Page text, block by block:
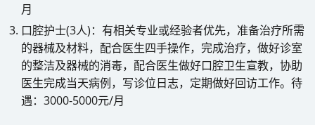
月
口腔护士(3人)：有相关专业或经验者优先，准备治疗所需
的器械及材料，配合医生四手操作，完成治疗，做好诊室
的整洁及器械的消毒，配合医生做好口腔卫生宣教，协助
医生完成当天病例，写诊位日志，定期做好回访工作。待
遇：3000-5000元/月